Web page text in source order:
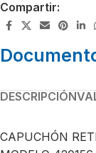
Compartir:
DESCRIPCIÓN
CAPUCHÓN